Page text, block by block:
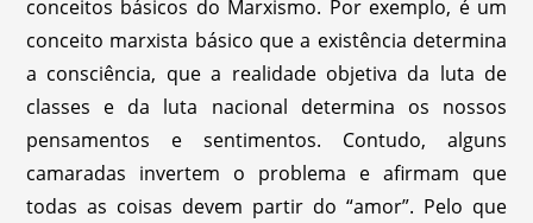
conceitos básicos do Marxismo. Por exemplo, é um
conceito marxista básico que a existência determina
a consciência, que a realidade objetiva da luta de
classes e da luta nacional determina os nossos
pensamentos e sentimentos. Contudo, alguns
camaradas invertem o problema e afirmam que
todas as coisas devem partir do “amor”. Pelo que